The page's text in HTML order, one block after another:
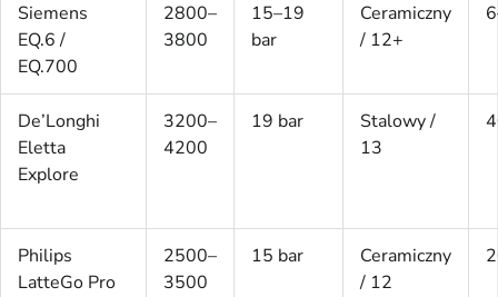
Siemens
EQ.6 /
EQ.700
2800–
3800
15–19
bar
Ceramiczny
/ 12+
De’Longhi
Eletta
Explore
3200–
4200
19 bar
Stalowy /
13
Philips
LatteGo Pro
2500–
3500
15 bar
Ceramiczny
/ 12